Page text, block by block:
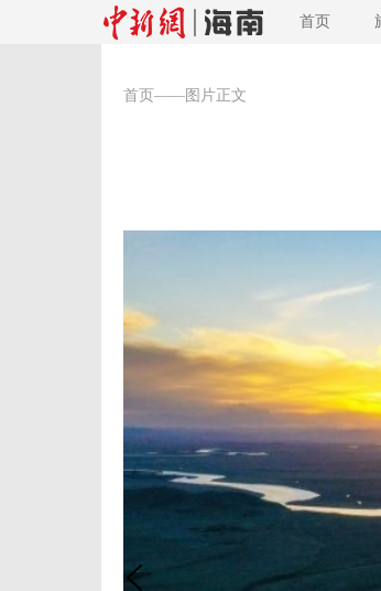
首页
首页 ——图片正文